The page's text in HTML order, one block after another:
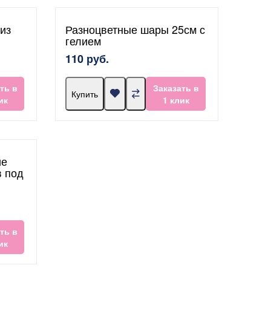
в
Разноцветные шары 25см с
гелием
110 руб.
Купить
Заказать в
1 клик
под
в